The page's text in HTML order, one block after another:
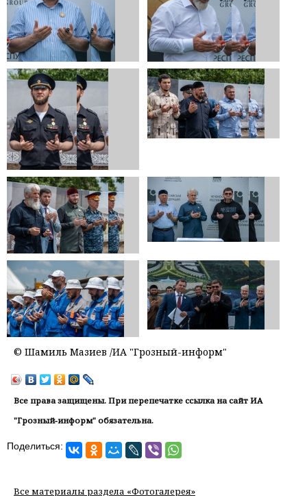
© Шамиль Мазиев /ИА "Грозный-информ"
Все права защищены. При перепечатке ссылка на сайт ИА
"Грозный-информ" обязательна.
Поделиться:
Все материалы раздела «Фотогалерея»